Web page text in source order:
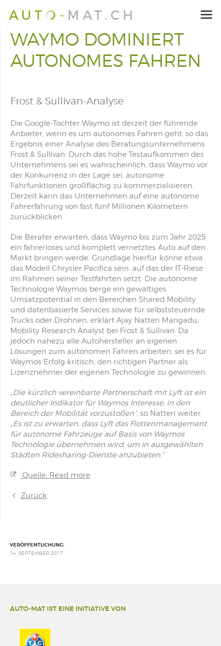
WAYMO DOMINIERT
AUTONOMES FAHREN
Frost & Sullivan-Analyse
Die Google-Tochter Waymo ist derzeit der führende
Anbieter, wenn es um autonomes Fahren geht, so das
Ergebnis einer Analyse des Beratungsunternehmens
Frost & Sullivan. Durch das hohe Testaufkommen des
Unternehmens sei es wahrscheinlich, dass Waymo vor
der Konkurrenz in der Lage sei, autonome
Fahrfunktionen großflächig zu kommerzialisieren.
Derzeit kann das Unternehmen auf eine autonome
Fahrerfahrung von fast fünf Millionen Kilometern
zurückblicken.
Die Berater erwarten, dass Waymo bis zum Jahr 2025
ein fahrerloses und komplett vernetztes Auto auf den
Markt bringen werde. Grundlage hierfür könne etwa
das Modell Chrysler Pacifica sein, auf das der IT-Riese
im Rahmen seiner Testfahrten setzt. Die autonome
Technologie Waymos berge ein gewaltiges
Umsatzpotential in den Bereichen Shared Mobility
und datenbasierte Services sowie für selbststeuernde
Trucks oder Drohnen, erklärt Ajay Natteri Mangadu,
Mobility Research Analyst bei Frost & Sullivan. Da
jedoch nahezu alle Autohersteller an eigenen
Lösungen zum autonomen Fahren arbeiten, sei es für
Waymos Erfolg kritisch, den richtigen Partner als
Lizenznehmer der eigenen Technologie zu gewinnen.
„Die kürzlich vereinbarte Partnerschaft mit Lyft ist ein
deutlicher Indikator für Waymos Interesse, in den
Bereich der Mobilität vorzustoßen“, so Natteri weiter.
„Es ist zu erwarten, dass Lyft das Flottenmanagement
für autonome Fahrzeuge auf Basis von Waymos
Technologie übernehmen wird, um in ausgewählten
Städten Ridesharing-Dienste anzubieten.“
Quelle: Read more
Zurück
VERÖFFENTLICHUNG:
14. SEPTEMBER 2017
AUTO-MAT IST EINE INITIATIVE VON